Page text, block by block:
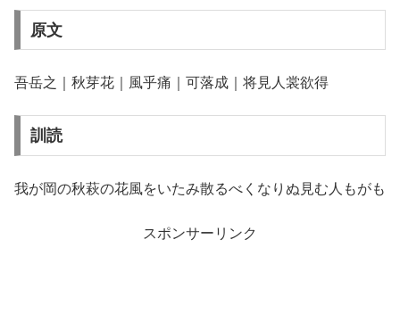
原文
吾岳之｜秋芽花｜風乎痛｜可落成｜将見人裳欲得
訓読
我が岡の秋萩の花風をいたみ散るべくなりぬ見む人もがも
スポンサーリンク